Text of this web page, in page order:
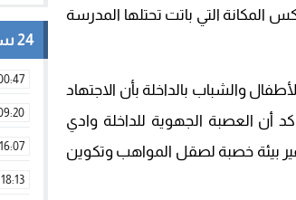
المكانة التي باتت تحتلها المدرسة
والشباب بالداخلة بأن الاجتهاد
أن العصبة الجهوية للداخلة وادي
بيئة خصبة لصقل المواهب وتكوين
24 ساعة
16:07
18:13